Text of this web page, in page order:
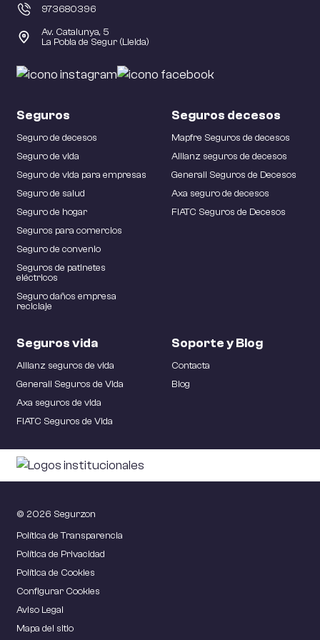
Seguro Integral de Caza-Pesca.
Salud
Salud Mix.
Salud Esencial.
Vida Riesgo
Vida Universal.
MGS Mascotas.
Movilidad Personal
MGS Movilidad Personal. Para patinetes y
bicicletas.
Contaminación
Seguro de Responsabilidad
Hostelería
MGS Hotel.
Oficinas
MGS Oficinas.
PyME
MGS PyME.
Pequeña Empresa.
Responsabilidad Civil
Responsabilidad Civil Festejos.
973680396
Av. Catalunya, 5
La Pobla de Segur (Lleida)
Seguros
Seguro de decesos
Seguro de vida
Seguro de vida para empresas
Seguro de salud
Seguro de hogar
Seguros para comercios
Seguro de convenio
Seguros de patinetes
eléctricos
Seguro daños empresa
reciclaje
Seguros decesos
Mapfre Seguros de decesos
Allianz seguros de decesos
Generali Seguros de Decesos
Axa seguro de decesos
FIATC Seguros de Decesos
Seguros vida
Allianz seguros de vida
Generali Seguros de Vida
Axa seguros de vida
FIATC Seguros de Vida
Soporte y Blog
Contacta
Blog
© 2026 Segurzon
Política de Transparencia
Política de Privacidad
Política de Cookies
Configurar Cookies
Aviso Legal
Mapa del sitio